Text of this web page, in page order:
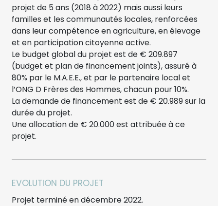
projet de 5 ans (2018 à 2022) mais aussi leurs
familles et les communautés locales, renforcées
dans leur compétence en agriculture, en élevage
et en participation citoyenne active.
Le budget global du projet est de € 209.897
(budget et plan de financement joints), assuré à
80% par le M.A.E.E., et par le partenaire local et
l’ONG D Frères des Hommes, chacun pour 10%.
La demande de financement est de € 20.989 sur la
durée du projet.
Une allocation de € 20.000 est attribuée à ce
projet.
EVOLUTION DU PROJET
Projet terminé en décembre 2022.